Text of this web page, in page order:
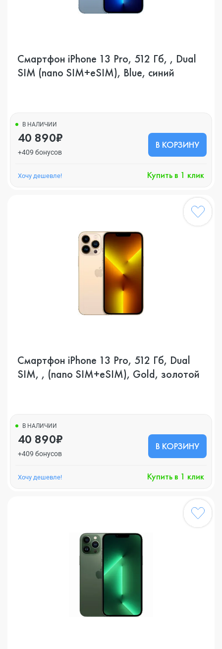
Смартфон iPhone 13 Pro, 512 Гб, , Dual
SIM (nano SIM+eSIM), Blue, синий
В НАЛИЧИИ
40 890₽
+409 бонусов
В КОРЗИНУ
Хочу дешевле! Купить в 1 клик
Смартфон iPhone 13 Pro, 512 Гб, Dual
SIM, , (nano SIM+eSIM), Gold, золотой
В НАЛИЧИИ
40 890₽
+409 бонусов
В КОРЗИНУ
Хочу дешевле! Купить в 1 клик